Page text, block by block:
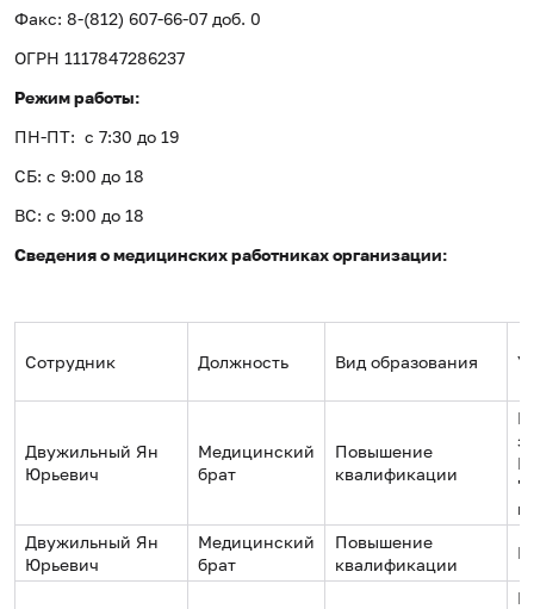
Факс: 8-(812) 607-66-07 доб. 0
ОГРН 1117847286237
Режим работы:
ПН-ПТ: с 7:30 до 19
СБ: с 9:00 до 18
ВС: с 9:00 до 18
Сведения о медицинских работниках организации:
Сотрудник Должность Вид образования
Двужильный Ян
Юрьевич
Медицинский
брат
Повышение
квалификации
Двужильный Ян
Юрьевич
Медицинский
брат
Повышение
квалификации